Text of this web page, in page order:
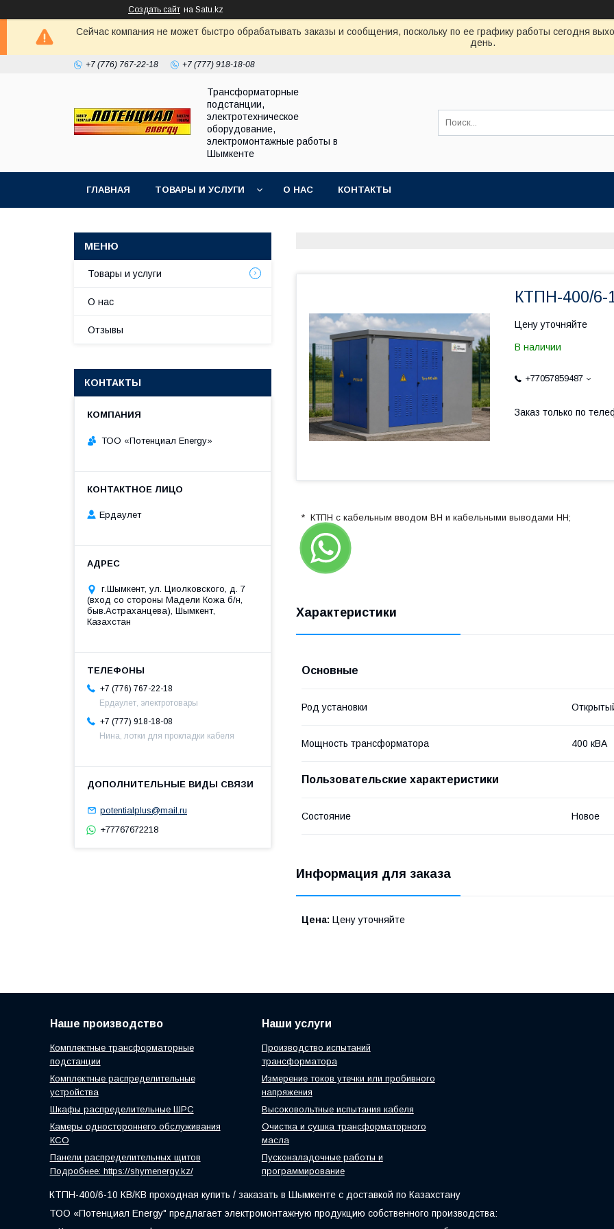
Создать сайт на Satu.kz
Сейчас компания не может быстро обрабатывать заказы и сообщения, поскольку по ее графику работы сегодня
день.
+7 (776) 767-22-18 +7 (777) 918-18-08
Трансформаторные
подстанции,
электротехническое
оборудование,
электромонтажные работы в
Шымкенте
ГЛАВНАЯ ТОВАРЫ И УСЛУГИ О НАС КОНТАКТЫ
КТПН-400/6-
Цену уточняйте
В наличии
+77057859487
Заказ только по
* КТПН с кабельным вводом ВН и кабельными выводами НН;
Характеристики
Основные
Род установки
Мощность трансформатора 400 кВА
Пользовательские характеристики
Состояние Новое
Информация для заказа
Цена: Цену уточняйте
Товары и услуги
О нас
Отзывы
КОНТАКТЫ
ТОО «‎Потенциал Energy»‎
Ердаулет
г.Шымкент, ул. Циолковского, д. 7
(вход со стороны Мадели Кожа б/н,
быв.Астраханцева), Шымкент,
Казахстан
+7 (776) 767-22-18
Ердаулет, электротовары
+7 (777) 918-18-08
Нина, лотки для прокладки кабеля
potentialplus@mail.ru
+77767672218
Наше производство
Комплектные трансформаторные
подстанции
Комплектные распределительные
устройства
Шкафы распределительные ШРС
Камеры одностороннего обслуживания
КСО
Панели распределительных щитов
Подробнее: https://shymenergy.kz/
Наши услуги
Производство испытаний
трансформатора
Измерение токов утечки или пробивного
напряжения
Высоковольтные испытания кабеля
Очистка и сушка трансформаторного
масла
Пусконаладочные работы и
программирование
КТПН-400/6-10 КВ/КВ проходная купить / заказать в Шымкенте с доставкой по Казахстану
ТОО «Потенциал Energy" предлагает электромонтажную продукцию собственного производства: